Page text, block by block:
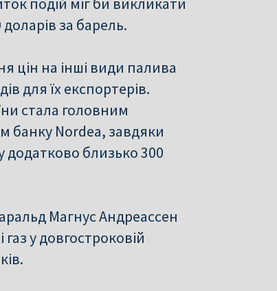
за барель.
цін на інші види палива
для їх експортерів.
стала головним
банку Nordea, завдяки
додатково близько 300
Магнус Андреассен
у довгостроковій